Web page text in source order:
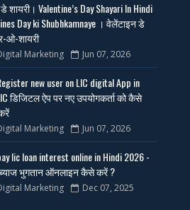
शायरी। Valentine’s Day Shayari In Hindi
Day ki Shubhkamnaye । वेलेंटाइन डे
ओ-शायरी
Marketing Jun 07, 2026
new user on LIC digital App in
डिजिटल ऐप पर नए उपयोगकर्ता को कैसे
Marketing Jun 07, 2026
lic loan interest online in Hindi 2026 -
ब्याज भुगतान ऑनलाइन कैसे करें ?
Marketing Dec 07, 2025